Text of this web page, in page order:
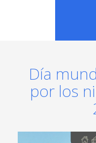
Día
por los